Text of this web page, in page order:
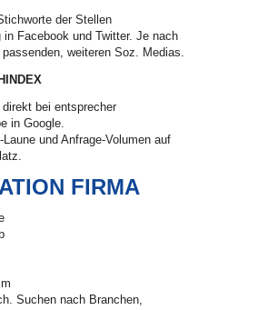
der Stellen
in Facebook und Twitter. Je nach
weiteren Soz. Medias.
bei entsprecher
in Google.
und Anfrage-Volumen auf
FIRMA
Suchen nach Branchen,